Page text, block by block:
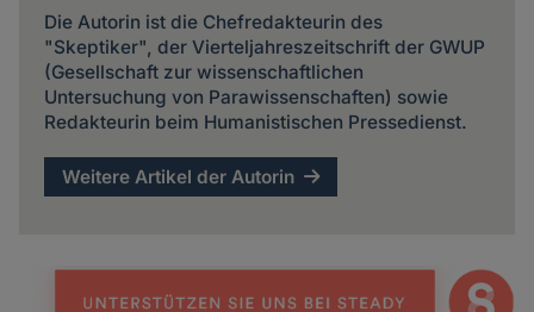
Die Autorin ist die Chefredakteurin des
"Skeptiker", der Vierteljahreszeitschrift der GWUP
(Gesellschaft zur wissenschaftlichen
Untersuchung von Parawissenschaften) sowie
Redakteurin beim Humanistischen Pressedienst.
Weitere Artikel der Autorin